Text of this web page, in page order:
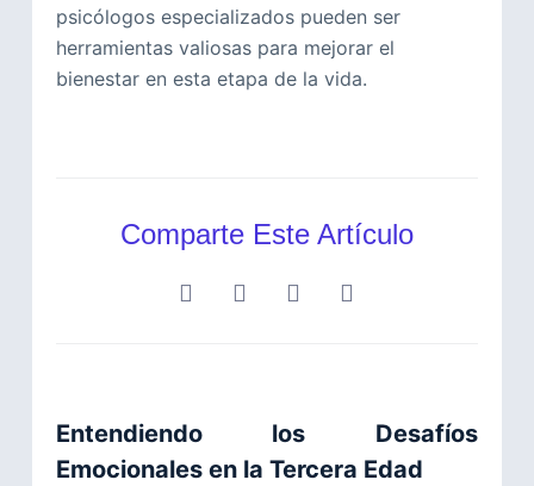
psicólogos especializados pueden ser
herramientas valiosas para mejorar el
bienestar en esta etapa de la vida.
Comparte Este Artículo
Entendiendo los Desafíos
Emocionales en la Tercera Edad